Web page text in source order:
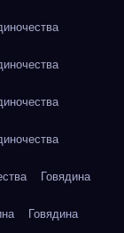
Говядина
Говядина